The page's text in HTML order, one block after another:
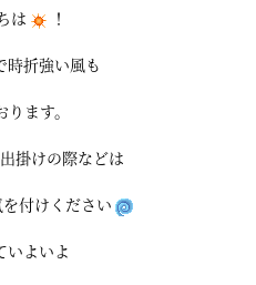
は ！
時折強い風も
ます。
掛けの際などは
付けください
いよいよ